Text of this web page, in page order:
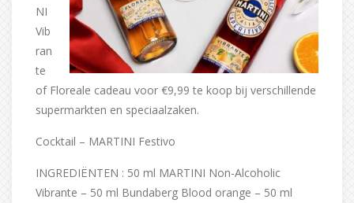
NI
Vib
ran
te
of Floreale cadeau voor €9,99 te koop bij verschillende
supermarkten en speciaalzaken.
Cocktail – MARTINI Festivo
INGREDIËNTEN : 50 ml MARTINI Non-Alcoholic
Vibrante – 50 ml Bundaberg Blood orange – 50 ml